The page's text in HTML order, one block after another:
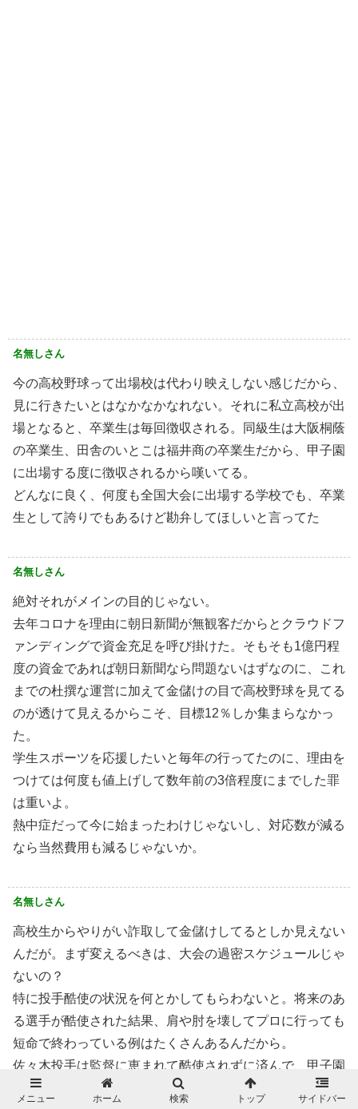
名無しさん
今の高校野球って出場校は代わり映えしない感じだから、
見に行きたいとはなかなかなれない。それに私立高校が出
場となると、卒業生は毎回徴収される。同級生は大阪桐蔭
の卒業生、田舎のいとこは福井商の卒業生だから、甲子園
に出場する度に徴収されるから嘆いてる。
どんなに良く、何度も全国大会に出場する学校でも、卒業
生として誇りでもあるけど勘弁してほしいと言ってた
名無しさん
絶対それがメインの目的じゃない。
去年コロナを理由に朝日新聞が無観客だからとクラウドフ
ァンディングで資金充足を呼び掛けた。そもそも1億円程
度の資金であれば朝日新聞なら問題ないはずなのに、これ
までの杜撰な運営に加えて金儲けの目で高校野球を見てる
のが透けて見えるからこそ、目標12％しか集まらなかっ
た。
学生スポーツを応援したいと毎年の行ってたのに、理由を
つけては何度も値上げして数年前の3倍程度にまでした罪
は重いよ。
熱中症だって今に始まったわけじゃないし、対応数が減る
なら当然費用も減るじゃないか。
名無しさん
高校生からやりがい詐取して金儲けしてるとしか見えない
んだが。まず変えるべきは、大会の過密スケジュールじゃ
ないの？
特に投手酷使の状況を何とかしてもらわないと。将来のあ
る選手が酷使された結果、肩や肘を壊してプロに行っても
短命で終わっている例はたくさんあるんだから。
佐々木投手は監督に恵まれて酷使されずに済んで、甲子園
には出られなかったけどそのおかげで今がある。
メニュー ホーム 検索 トップ サイドバー